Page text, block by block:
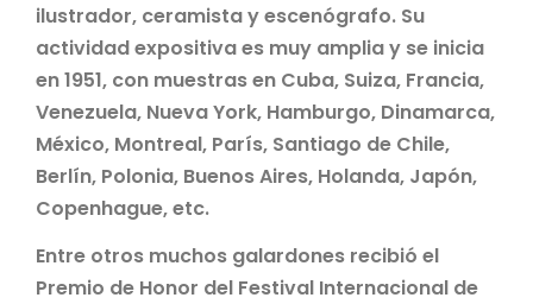
ilustrador, ceramista y escenógrafo. Su
actividad expositiva es muy amplia y se inicia
en 1951, con muestras en Cuba, Suiza, Francia,
Venezuela, Nueva York, Hamburgo, Dinamarca,
México, Montreal, París, Santiago de Chile,
Berlín, Polonia, Buenos Aires, Holanda, Japón,
Copenhague, etc.
Entre otros muchos galardones recibió el
Premio de Honor del Festival Internacional de